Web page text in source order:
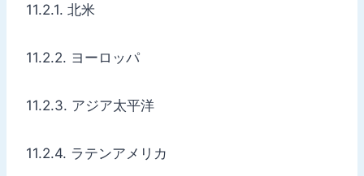
11.2.1. 北米
11.2.2. ヨーロッパ
11.2.3. アジア太平洋
11.2.4. ラテンアメリカ